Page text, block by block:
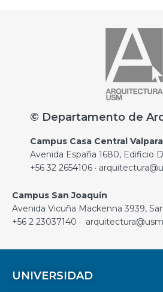
© Departamento de
Campus Casa Central
Avenida España 1680, Edificio
+56 32 2654106 ·
Campus San Joaquín
Avenida Vicuña Mackenna 3939,
+56 2 23037140 ·
UNIVERSIDAD